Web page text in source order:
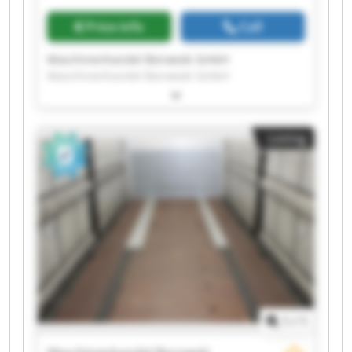
Price info Call
Maschinenhandel Borowski GmbH
Maschinenhandel Borowski GmbH
Maschinenhandel Borowski GmbH
Maschinenhandel Borowski GmbH
Maschinenhandel Borowski GmbH
Maschinenhandel Borowski GmbH
Maschinenhandel Borowski GmbH
Maschinenhandel Borowski GmbH
Maschinenhandel Borowski GmbH
Maschinenhandel Borowski GmbH
Maschinenhandel Borowski GmbH
Maschinenhandel Borowski GmbH
Maschinenhandel Borowski GmbH
Maschinenhandel Borowski GmbH
Maschinenhandel Borowski GmbH
Listing